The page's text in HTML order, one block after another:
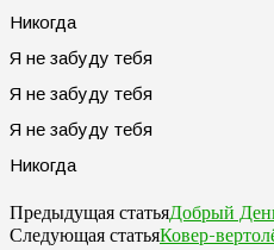
Никогда
Я не забуду тебя
Я не забуду тебя
Я не забуду тебя
Никогда
Предыдущая статьяДобрый
Следующая статьяКовер-